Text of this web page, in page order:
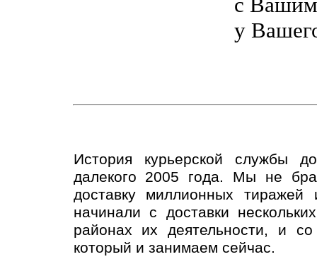
у
История курьерской службы
далекого 2005 года. Мы не
доставку миллионных
начинали с доставки
районах их деятельности, и
который и занимаем сейчас.